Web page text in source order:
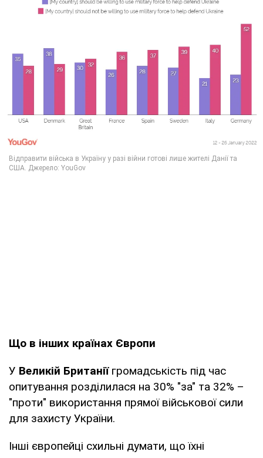
Що в інших країнах Європи
У Великій Британіїгромадськість під час
опитування розділилася на 30% "за" та 32% –
"проти" використання прямої військової сили
для захисту України.
Інші європейці схильні думати, що їхні